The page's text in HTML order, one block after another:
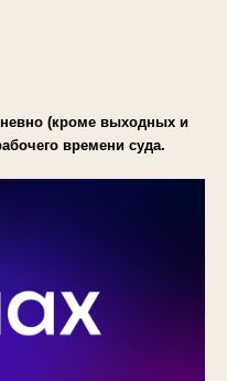
(кроме выходных и
времени суда.